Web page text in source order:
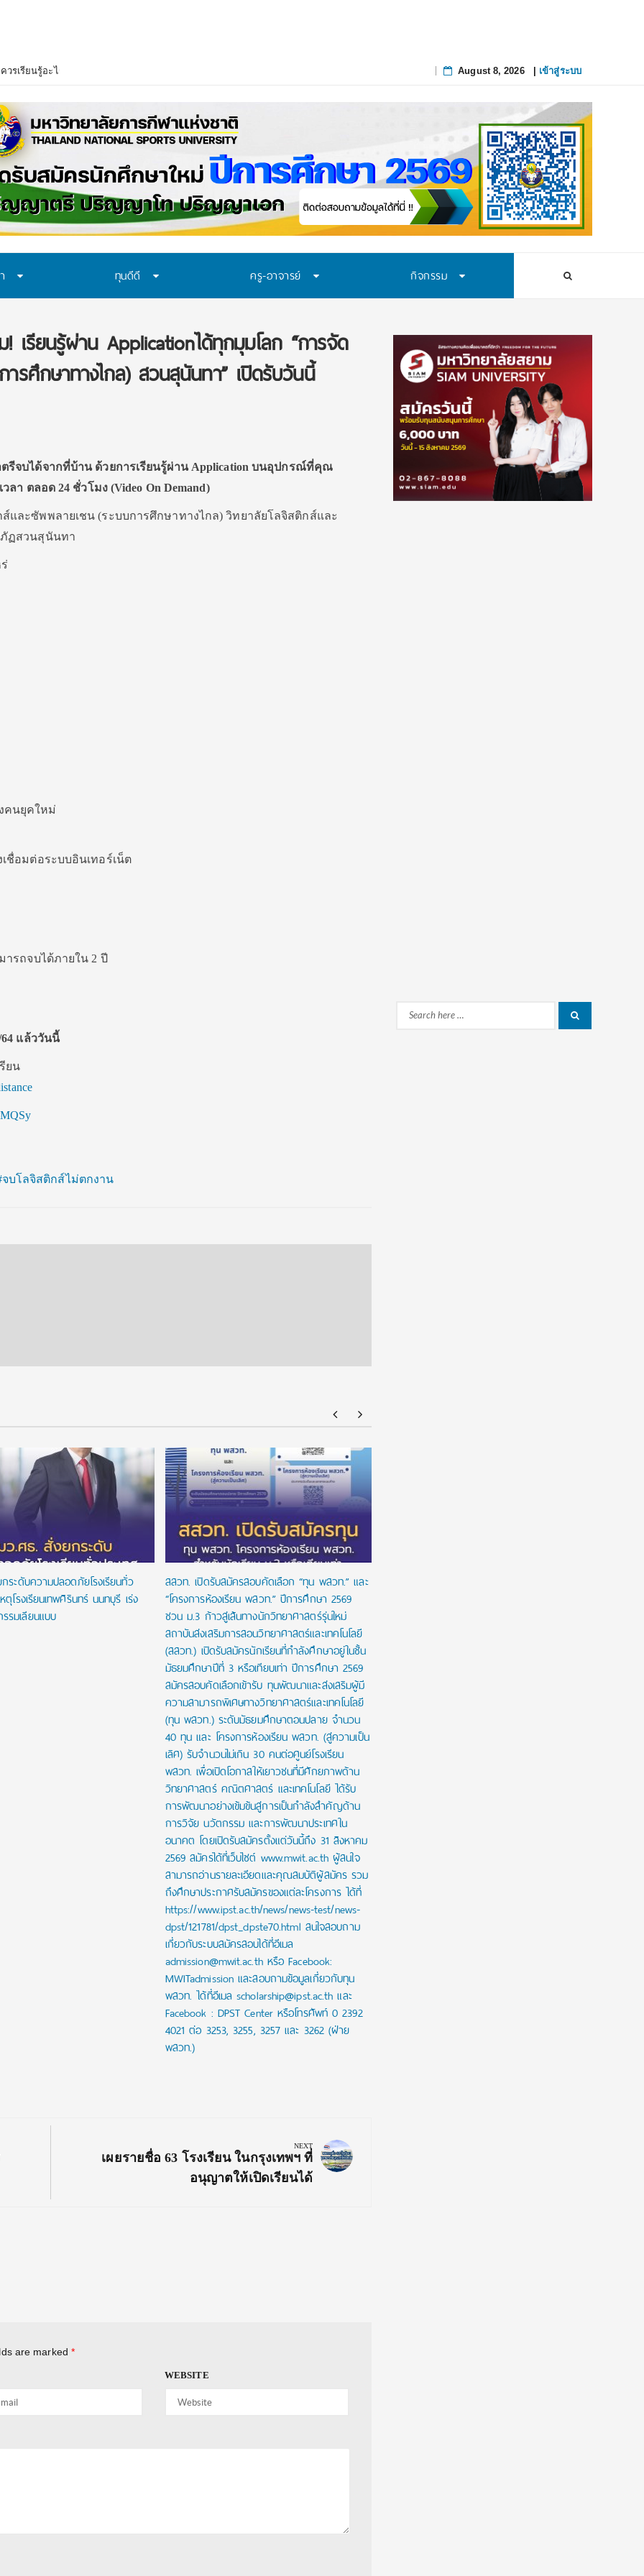
August 8, 2026| เข้าสู่ระบบ
ทุนดีดี ครู-อาจารย์ กิจกรรม
! เรียนรู้ผ่าน Applicationได้ทุกมุมโลก “การจัด
ารศึกษาทางไกล) สวนสุนันทา” เปิดรับวันนี้
รีจบได้จากที่บ้าน ด้วยการเรียนรู้ผ่าน Application บนอุปกรณ์ที่คุณ
ลา ตลอด 24 ชั่วโมง (Video On Demand)
และซัพพลายเชน (ระบบการศึกษาทางไกล) วิทยาลัยโลจิสติกส์และ
ฏสวนสุนันทา
คนยุคใหม่
เชื่อมต่อระบบอินเทอร์เน็ต
ารถจบได้ภายใน 2 ปี
แล้ววันนี้
ยน
จบโลจิสติกส์ไม่ตกงาน
ระดับความปลอดภัยโรงเรียนทั่ว
ตุโรงเรียนเทพศิรินทร์ นนทบุรี เร่ง
รมเลียนแบบ
สสวท. เปิดรับสมัครสอบคัดเลือก “ทุน พสวท.” และ
“โครงการห้องเรียน พสวท.” ปีการศึกษา 2569
ชวน ม.3 ก้าวสู่เส้นทางนักวิทยาศาสตร์รุ่นใหม่
สถาบันส่งเสริมการสอนวิทยาศาสตร์และเทคโนโลยี
(สสวท.) เปิดรับสมัครนักเรียนที่กำลังศึกษาอยู่ในชั้น
มัธยมศึกษาปีที่ 3 หรือเทียบเท่า ปีการศึกษา 2569
สมัครสอบคัดเลือกเข้ารับ ทุนพัฒนาและส่งเสริมผู้มี
ความสามารถพิเศษทางวิทยาศาสตร์และเทคโนโลยี
(ทุน พสวท.) ระดับมัธยมศึกษาตอนปลาย จำนวน
40 ทุน และ โครงการห้องเรียน พสวท. (สู่ความเป็น
เลิศ) รับจำนวนไม่เกิน 30 คนต่อศูนย์โรงเรียน
พสวท. เพื่อเปิดโอกาสให้เยาวชนที่มีศักยภาพด้าน
วิทยาศาสตร์ คณิตศาสตร์ และเทคโนโลยี ได้รับ
การพัฒนาอย่างเข้มข้นสู่การเป็นกำลังสำคัญด้าน
การวิจัย นวัตกรรม และการพัฒนาประเทศใน
อนาคต โดยเปิดรับสมัครตั้งแต่วันนี้ถึง 31 สิงหาคม
2569 สมัครได้ที่เว็บไซต์ www.mwit.ac.th ผู้สนใจ
สามารถอ่านรายละเอียดและคุณสมบัติผู้สมัคร รวม
ถึงศึกษาประกาศรับสมัครของแต่ละโครงการ ได้ที่
https://www.ipst.ac.th/news/news-test/news-
dpst/121781/dpst_dpste70.html สนใจสอบถาม
เกี่ยวกับระบบสมัครสอบได้ที่อีเมล
admission@mwit.ac.th หรือ Facebook:
MWITadmission และสอบถามข้อมูลเกี่ยวกับทุน
พสวท. ได้ที่อีเมล scholarship@ipst.ac.th และ
Facebook : DPST Center หรือโทรศัพท์ 0 2392
4021 ต่อ 3253, 3255, 3257 และ 3262 (ฝ่าย
พสวท.)
NEXT
Next
เผยรายชื่อ 63 โรงเรียน ในกรุงเทพฯ ที่
อนุญาตให้เปิดเรียนได้
are marked *
WEBSITE
Search